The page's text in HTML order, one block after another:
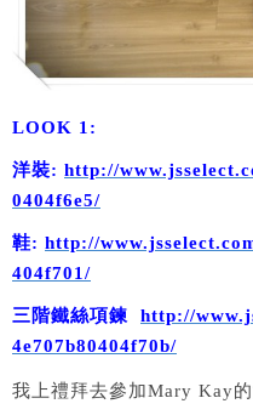
LOOK 1:
洋裝: http://
0404f6e5/
鞋: http://
404f701/
三階鐵絲項鍊 http://
4e707b80404f70b/
我上禮拜去參加Mary Kay